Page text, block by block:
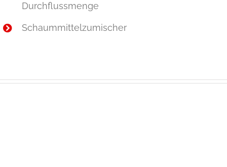
Durchflussmenge
Schaummittelzumischer